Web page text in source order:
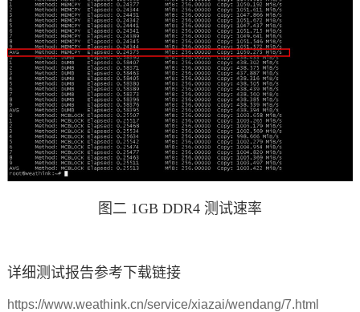
图二 1GB DDR4 测试速率
详细测试报告参考下载链接
https://www.weathink.cn/service/xiazai/wendang/7.html